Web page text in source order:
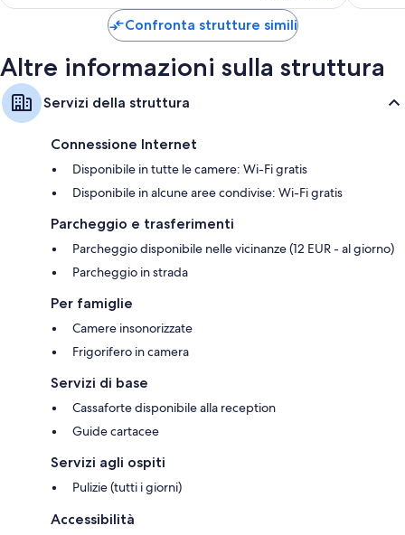
150 €
Confronta strutture simili
Altre informazioni sulla struttura
Servizi della struttura
Connessione Internet
Disponibile in tutte le camere: Wi-Fi gratis
Disponibile in alcune aree condivise: Wi-Fi gratis
Parcheggio e trasferimenti
Parcheggio disponibile nelle vicinanze (12 EUR - al giorno)
Parcheggio in strada
Per famiglie
Camere insonorizzate
Frigorifero in camera
Servizi di base
Cassaforte disponibile alla reception
Guide cartacee
Servizi agli ospiti
Pulizie (tutti i giorni)
Accessibilità